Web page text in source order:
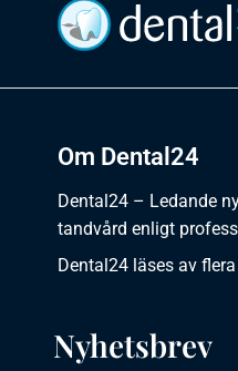
Om Dental24
Dental24 – Ledande
tandvård enligt
Dental24 läses av
Dental24 erbjuder
plats för nyheter,
utbildningar, artiklar,
Nyhetsbrev